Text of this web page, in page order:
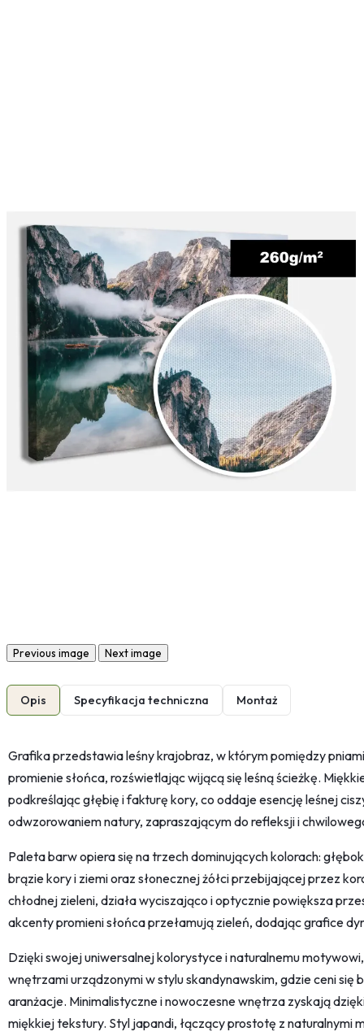
Previous image Next image
Opis Specyfikacja techniczna Montaż
Grafika przedstawia leśny krajobraz, w którym pomiędzy
promienie słońca, rozświetlając wijącą się leśną ścieżkę.
podkreślając głębię i fakturę kory, co oddaje esencję leśnej
odwzorowaniem natury, zapraszającym do refleksji i
Paleta barw opiera się na trzech dominujących kolorach:
brązie kory i ziemi oraz słonecznej żółci przebijającej przez
chłodnej zieleni, działa wyciszająco i optycznie powiększa
akcenty promieni słońca przełamują zieleń, dodając grafice
Dzięki swojej uniwersalnej kolorystyce i naturalnemu
wnętrzami urządzonymi w stylu skandynawskim, gdzie ceni się
aranżacje. Minimalistyczne i nowoczesne wnętrza zyskają
miękkiej tekstury. Styl japandi, łączący prostotę z naturalnymi